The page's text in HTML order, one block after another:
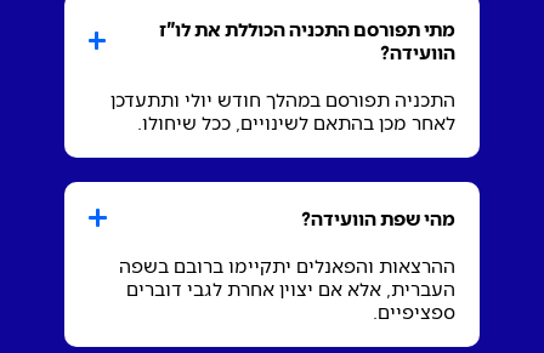
מתי תפורסם התכניה הכוללת את לו"ז
הוועידה?
התכניה תפורסם במהלך חודש יולי ותתעדכן
לאחר מכן בהתאם לשינויים, ככל שיחולו.
מהי שפת הוועידה?
ההרצאות והפאנלים יתקיימו ברובם בשפה
העברית, אלא אם יצוין אחרת לגבי דוברים
ספציפיים.